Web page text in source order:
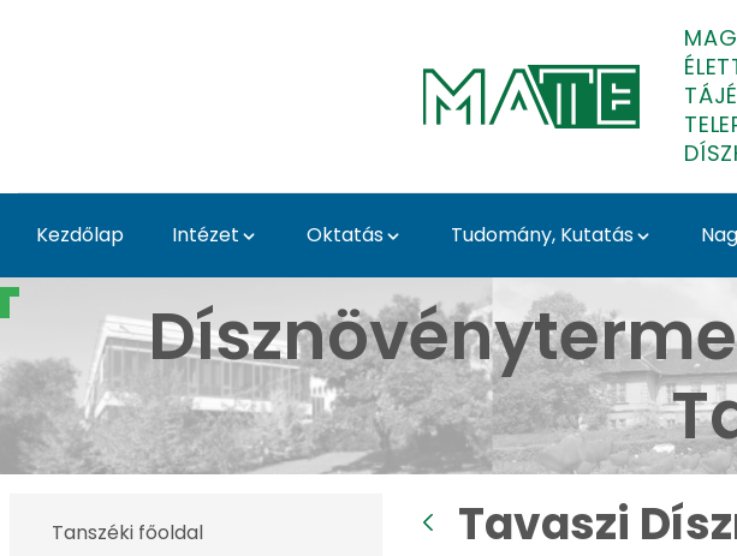
Kezdőlap Intézet Oktatás Tudomány, Kutatás
Tavaszi Dísznövény Kiállítás
Tanszéki főoldal
Tavaszi